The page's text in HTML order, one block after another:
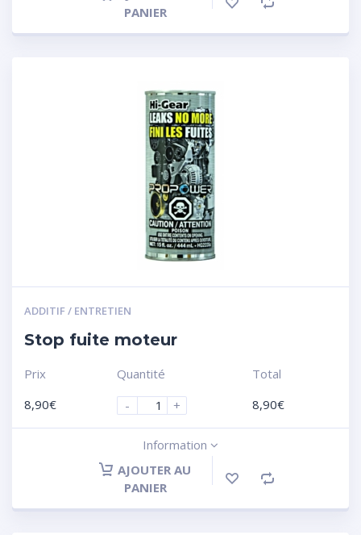
PANIER
ADDITIF / ENTRETIEN
Stop fuite moteur
Prix
8,90€
Quantité
-
+
Total
8,90€
Information
AJOUTER AU
PANIER